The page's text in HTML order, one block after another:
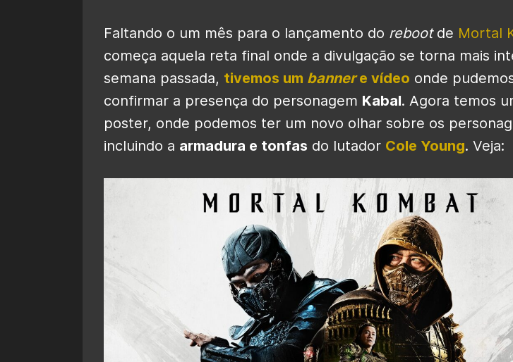
Faltando o um mês para o lançamento do rebootde Mortal
começa aquela reta final onde a divulgação se torna mais
semana passada, tivemos um bannere vídeo onde
confirmar a presença do personagem Kabal. Agora temos
poster, onde podemos ter um novo olhar sobre os
incluindo a armadura e tonfas do lutador Cole Young. Veja: